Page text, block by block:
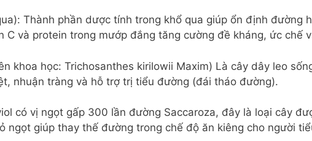
Thành phần dược tính trong khổ qua giúp ổn định đường
C và protein trong mướp đắng tăng cường đề kháng, ức chế
khoa học: Trichosanthes kirilowii Maxim) Là cây dây leo
nhuận tràng và hỗ trợ trị tiểu đường (đái tháo đường).
có vị ngọt gấp 300 lần đường Saccaroza, đây là loại cây
ngọt giúp thay thế đường trong chế độ ăn kiêng cho người